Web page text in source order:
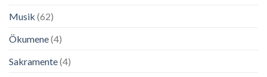
Musik (62)
Ökumene(4)
Sakramente(4)